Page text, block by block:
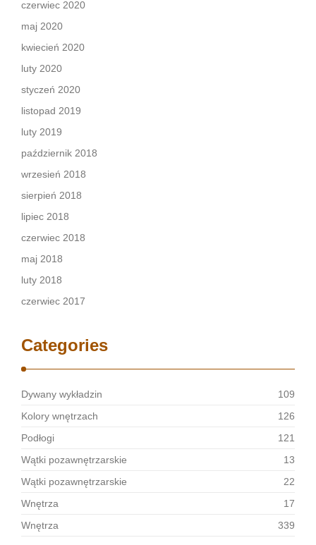
czerwiec 2020
maj 2020
kwiecień 2020
luty 2020
styczeń 2020
listopad 2019
luty 2019
październik 2018
wrzesień 2018
sierpień 2018
lipiec 2018
czerwiec 2018
maj 2018
luty 2018
czerwiec 2017
Categories
Dywany wykładzin
109
Kolory wnętrzach
126
Podłogi
121
Wątki pozawnętrzarskie
13
Wątki pozawnętrzarskie
22
Wnętrza
17
Wnętrza
339